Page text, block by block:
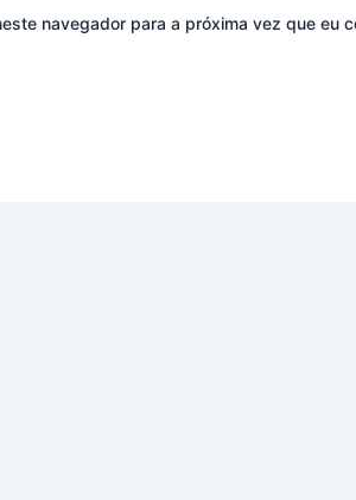
navegador para a próxima vez que eu